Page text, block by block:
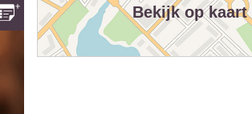
Bekijk op kaart